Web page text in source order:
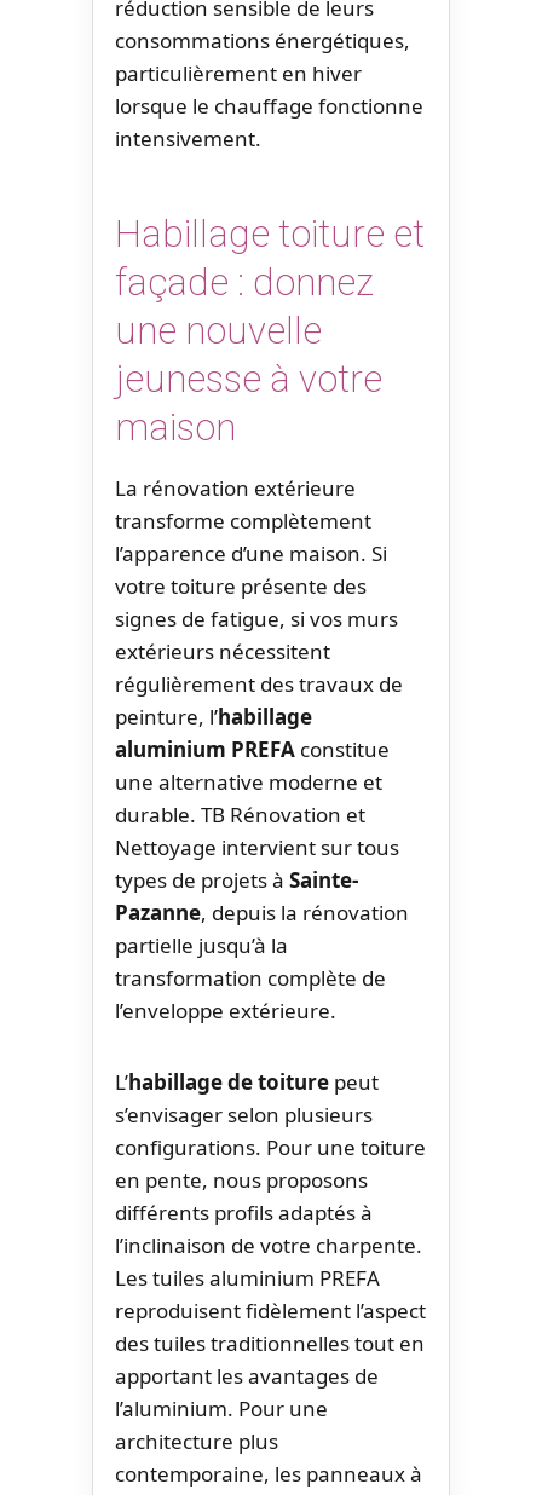
réduction sensible de leurs
consommations énergétiques,
particulièrement en hiver
lorsque le chauffage fonctionne
intensivement.
Habillage toiture et
façade : donnez
une nouvelle
jeunesse à votre
maison
La rénovation extérieure
transforme complètement
l’apparence d’une maison. Si
votre toiture présente des
signes de fatigue, si vos murs
extérieurs nécessitent
régulièrement des travaux de
peinture, l’habillage
aluminium PREFA constitue
une alternative moderne et
durable. TB Rénovation et
Nettoyage intervient sur tous
types de projets à Sainte-
Pazanne, depuis la rénovation
partielle jusqu’à la
transformation complète de
l’enveloppe extérieure.
L’habillage de toiture peut
s’envisager selon plusieurs
configurations. Pour une toiture
en pente, nous proposons
différents profils adaptés à
l’inclinaison de votre charpente.
Les tuiles aluminium PREFA
reproduisent fidèlement l’aspect
des tuiles traditionnelles tout en
apportant les avantages de
l’aluminium. Pour une
architecture plus
contemporaine, les panneaux à